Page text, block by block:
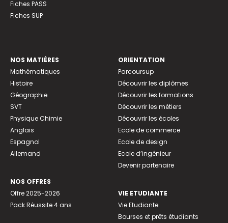
Fiches PASS
Fiches SUP
NOS MATIÈRES
Mathématiques
Histoire
Géographie
SVT
Physique Chimie
Anglais
Espagnol
Allemand
NOS OFFRES
Offre 2025-2026
Pack Réussite 4 ans
ORIENTATION
Parcoursup
Découvrir les diplômes
Découvrir les formations
Découvrir les métiers
Découvrir les écoles
Ecole de commerce
Ecole de design
Ecole d’ingénieur
Devenir partenaire
VIE ETUDIANTE
Vie Etudiante
Bourses et prêts étudiants